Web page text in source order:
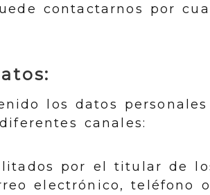
contactarnos por
los datos
canales:
por el titular de
electrónico, teléfono